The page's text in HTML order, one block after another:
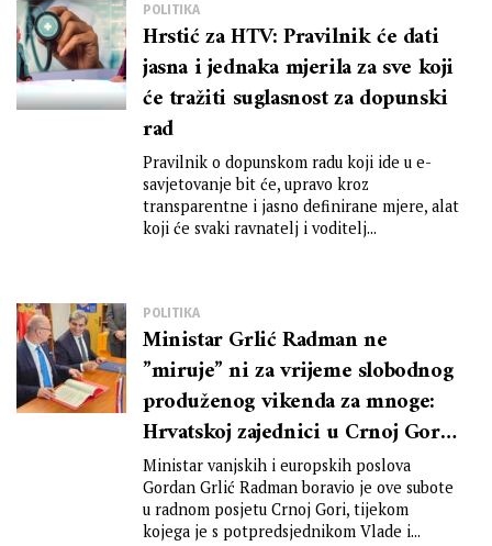
POLITIKA
Hrstić za HTV: Pravilnik će dati
jasna i jednaka mjerila za sve koji
će tražiti suglasnost za dopunski
rad
Pravilnik o dopunskom radu koji ide u e-
savjetovanje bit će, upravo kroz
transparentne i jasno definirane mjere, alat
koji će svaki ravnatelj i voditelj...
POLITIKA
Ministar Grlić Radman ne
”miruje” ni za vrijeme slobodnog
produženog vikenda za mnoge:
Hrvatskoj zajednici u Crnoj Gori
omogućio vraćanje vrijedne
nekretnine, a dogovoren je i
intenzivan nastavak rješavanja
Ministar vanjskih i europskih poslova
Gordan Grlić Radman boravio je ove subote
u radnom posjetu Crnoj Gori, tijekom
kojega je s potpredsjednikom Vlade i...